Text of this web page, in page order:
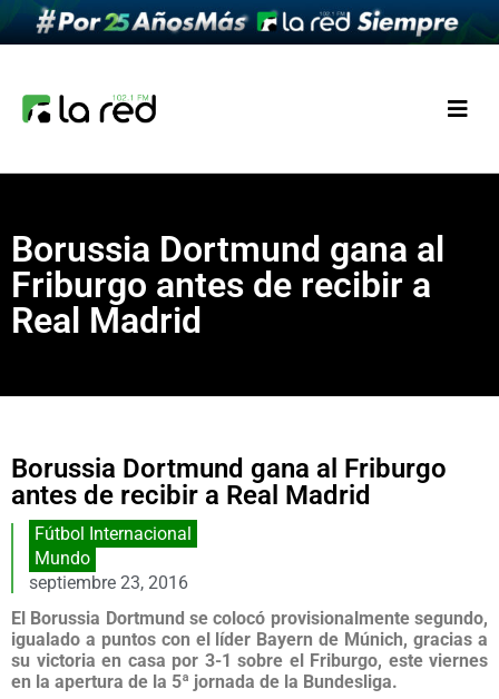
Borussia Dortmund gana al
Friburgo antes de recibir a
Real Madrid
Borussia Dortmund gana al Friburgo
antes de recibir a Real Madrid
Fútbol Internacional
Mundo
septiembre 23, 2016
El Borussia Dortmund se colocó provisionalmente segundo,
igualado a puntos con el líder Bayern de Múnich, gracias a
su victoria en casa por 3-1 sobre el Friburgo, este viernes
en la apertura de la 5ª jornada de la Bundesliga.